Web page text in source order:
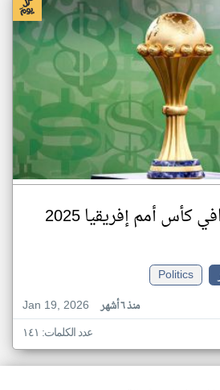
كأس أمم إفريقيا 2025
Politics
Jan 19, 2026
منذ ٦ أشهر
عدد الكلمات: ١٤١